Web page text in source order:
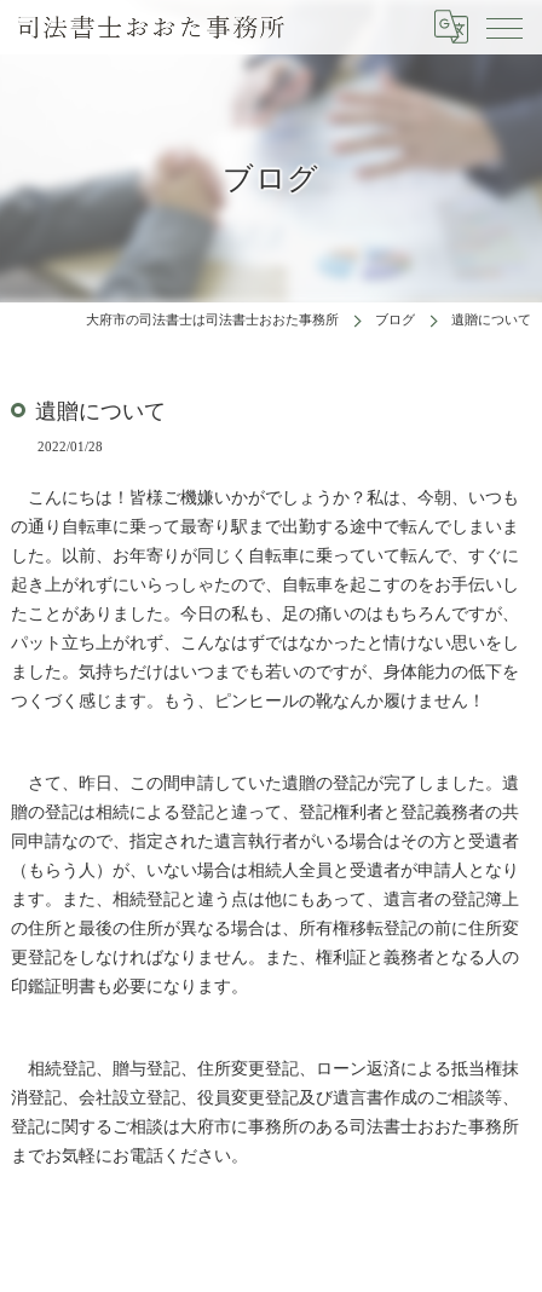
ブログ
大府市の司法書士は司法書士おおた事務所 ブログ 遺贈について
遺贈について
2022/01/28
こんにちは！皆様ご機嫌いかがでしょうか？私は、今朝、いつも
の通り自転車に乗って最寄り駅まで出勤する途中で転んでしまいま
した。以前、お年寄りが同じく自転車に乗っていて転んで、すぐに
起き上がれずにいらっしゃたので、自転車を起こすのをお手伝いし
たことがありました。今日の私も、足の痛いのはもちろんですが、
パット立ち上がれず、こんなはずではなかったと情けない思いをし
ました。気持ちだけはいつまでも若いのですが、身体能力の低下を
つくづく感じます。もう、ピンヒールの靴なんか履けません！
さて、昨日、この間申請していた遺贈の登記が完了しました。遺
贈の登記は相続による登記と違って、登記権利者と登記義務者の共
同申請なので、指定された遺言執行者がいる場合はその方と受遺者
（もらう人）が、いない場合は相続人全員と受遺者が申請人となり
ます。また、相続登記と違う点は他にもあって、遺言者の登記簿上
の住所と最後の住所が異なる場合は、所有権移転登記の前に住所変
更登記をしなければなりません。また、権利証と義務者となる人の
印鑑証明書も必要になります。
相続登記、贈与登記、住所変更登記、ローン返済による抵当権抹
消登記、会社設立登記、役員変更登記及び遺言書作成のご相談等、
登記に関するご相談は大府市に事務所のある司法書士おおた事務所
までお気軽にお電話ください。